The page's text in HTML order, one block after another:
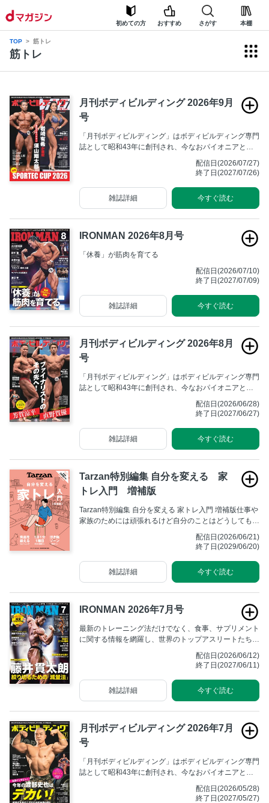
初めての方 おすすめ さがす 本棚
TOP 筋トレ
筋トレ
月刊ボディビルディング 2026年9月
号
「月刊ボディビルディング」はボディビルディング専門
誌として昭和43年に創刊され、今なおパイオニアとし
ての不動の地位を築いています。全国のボディビルダー
からは「月ボ」の愛称で広く親しまれ、ボディビル大会
をいただいております。
配信日(2026/07/27)
終了日(2027/07/26)
今すぐ読む
雑誌詳細
IRONMAN 2026年8月号
「休養」が筋肉を育てる
配信日(2026/07/10)
終了日(2027/07/09)
今すぐ読む
雑誌詳細
月刊ボディビルディング 2026年8月
号
「月刊ボディビルディング」はボディビルディング専門
誌として昭和43年に創刊され、今なおパイオニアとし
ての不動の地位を築いています。全国のボディビルダー
からは「月ボ」の愛称で広く親しまれ、ボディビル大会
をいただいております。
配信日(2026/06/28)
終了日(2027/06/27)
今すぐ読む
雑誌詳細
Tarzan特別編集 自分を変える 家
トレ入門 増補版
Tarzan特別編集 自分を変える 家トレ入門 増補版仕事や
家族のためには頑張れるけど自分のことはどうしても後
回し。『ターザン』読者世代のあるあるです。お風呂上
がり、鏡に映る己の姿を前にふぅと溜め息をつく、うち
くなって久しい……。これは、そんなあなたにこそ手に
取ってほしい家トレのムックです。
配信日(2026/06/21)
終了日(2029/06/20)
今すぐ読む
雑誌詳細
IRONMAN 2026年7月号
最新のトレーニング法だけでなく、食事、サプリメント
に関する情報を網羅し、世界のトップアスリートたちが
行なっている方法、海外の最新トレーニング&栄養学を
紹介する。 究極を目指すアスリートのためのマニアッ
配信日(2026/06/12)
終了日(2027/06/11)
今すぐ読む
雑誌詳細
月刊ボディビルディング 2026年7月
号
「月刊ボディビルディング」はボディビルディング専門
誌として昭和43年に創刊され、今なおパイオニアとし
ての不動の地位を築いています。全国のボディビルダー
からは「月ボ」の愛称で広く親しまれ、ボディビル大会
配信日(2026/05/28)
終了日(2027/05/27)